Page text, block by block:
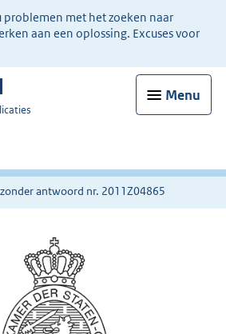
problemen met het zoeken naar
aan een oplossing. Excuses voor
Menu
antwoord nr. 2011Z04865